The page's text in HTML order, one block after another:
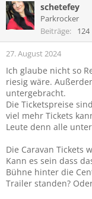
schetefey
Parkrocker
Beiträge
124
27. August 2024
Ich glaube nicht so
riesig wäre.
untergebracht.
Die Ticketspreise
viel mehr Tickets
Leute denn alle
Die Caravan Tickets
Kann es sein dass
Bühne hinter die
Trailer standen?